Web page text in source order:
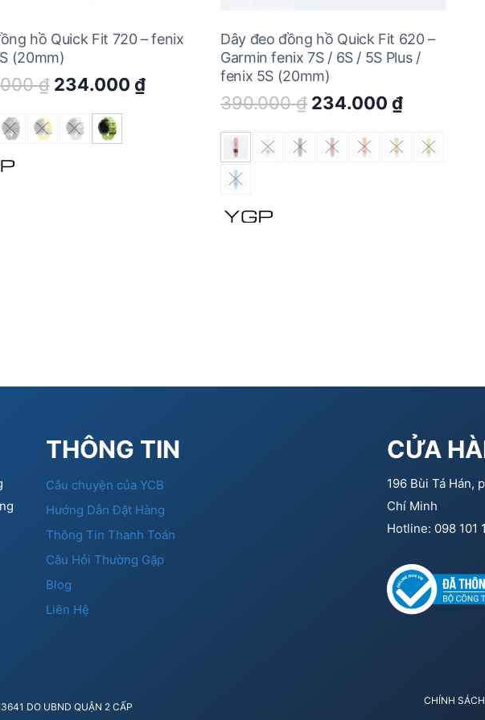
hồ Quick Fit 720 – fenix
(20mm)
₫ Original
was:
390.000 ₫.
234.000 ₫Current
234.000 ₫.
Dây đeo đồng hồ Quick Fit 620 –
Garmin fenix 7S / 6S / 5S Plus /
fenix 5S (20mm)
390.000₫ Original
was:
234.000 ₫Current
is:
THÔNG TIN
Câu chuyện của YCB
Hướng Dẫn Đặt Hàng
Thông Tin Thanh Toán
Câu Hỏi Thường Gặp
Blog
Liên Hệ
CỬA
196 Bùi Tá Hán,
Chí Minh
Hotline: 098 101
DO UBND QUẬN 2 CẤP
CHÍNH